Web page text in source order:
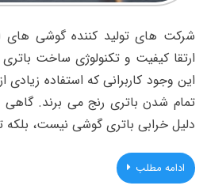
شرکت های تولید کننده گوشی های
ارتقا کیفیت و تکنولوژی ساخت
این وجود کاربرانی که استفاده زیادی
تمام شدن باتری رنج می برند.
دلیل خرابی باتری گوشی نیست، بلکه
ادامه مطلب